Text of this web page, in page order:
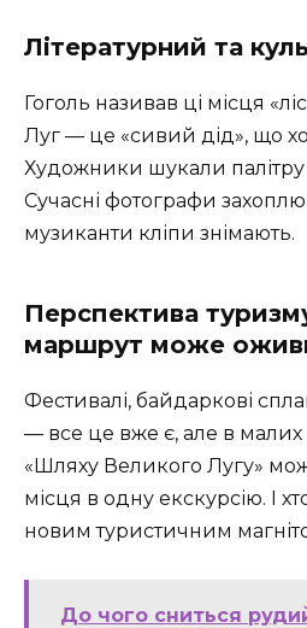
Літературний та
Гоголь називав ці місця
Луг — це «сивий дід», що
Художники шукали
Сучасні фотографи
музиканти кліпи знімають.
Перспектива
маршрут може
Фестивалі, байдаркові
— все це вже є, але в малих
«Шляху Великого Лугу»
місця в одну екскурсію. І
новим туристичним
До чого сниться